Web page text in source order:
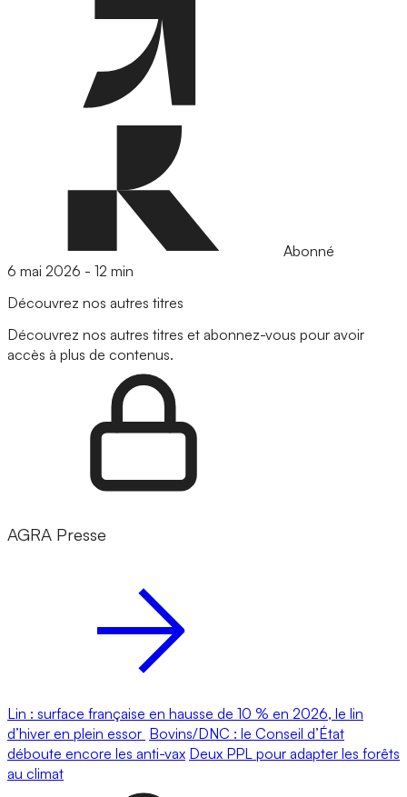
Abonné
6 mai 2026 - 12 min
Découvrez nos autres titres
Découvrez nos autres titres et abonnez-vous pour avoir
accès à plus de contenus.
AGRA Presse
Lin : surface française en hausse de 10 % en 2026, le lin
d’hiver en plein essor Bovins/DNC : le Conseil d’État
déboute encore les anti-vax Deux PPL pour adapter les forêts
au climat